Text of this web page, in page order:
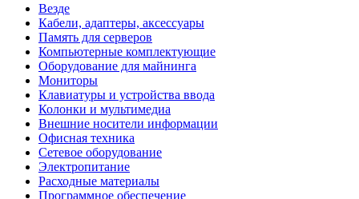
Везде
Кабели, адаптеры, аксессуары
Память для серверов
Компьютерные комплектующие
Оборудование для майнинга
Мониторы
Клавиатуры и устройства ввода
Колонки и мультимедиа
Внешние носители информации
Офисная техника
Сетевое оборудование
Электропитание
Расходные материалы
Программное обеспечение